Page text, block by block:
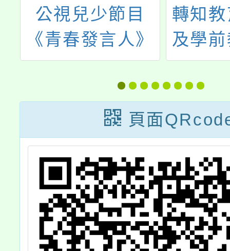
公視兒少節目
《青春發言人》
將於 12/15 晚間
9 點推出「躲在
螢幕背後的人是
誰？-青少年網路
交友詐騙」專
題，歡迎一起關
心了解，敬請 查
照。
轉知
及學
展國
段420
教育
包，
考運
頁面